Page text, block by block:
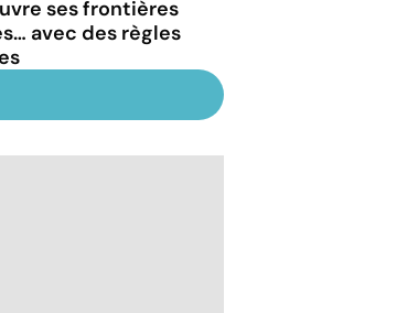
ses frontières
avec des règles